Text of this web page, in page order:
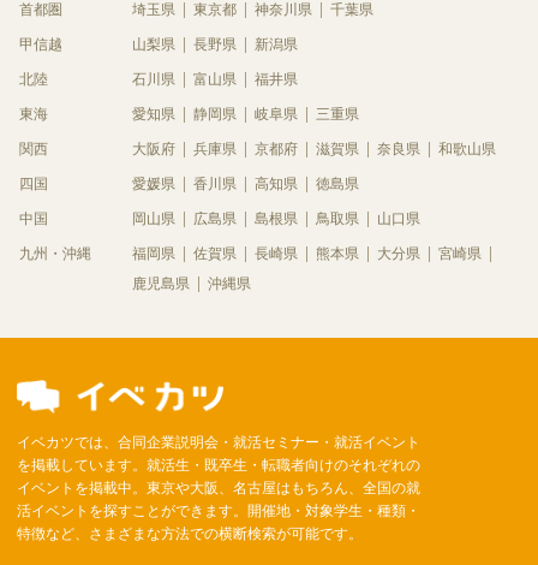
首都圏 埼玉県 東京都 神奈川県 千葉県
甲信越 山梨県 長野県 新潟県
北陸 石川県 富山県 福井県
東海 愛知県 静岡県 岐阜県 三重県
関西 大阪府 兵庫県 京都府 滋賀県 奈良県 和歌山県
四国 愛媛県 香川県 高知県 徳島県
中国 岡山県 広島県 島根県 鳥取県 山口県
九州・沖縄 福岡県 佐賀県 長崎県 熊本県 大分県
宮崎県
鹿児島県
沖縄県
イベカツでは、合同企業説明会・就活セミナー・就活イベント
を掲載しています。就活生・既卒生・転職者向けのそれぞれの
イベントを掲載中。東京や大阪、名古屋はもちろん、全国の就
活イベントを探すことができます。開催地・対象学生・種類・
特徴など、さまざまな方法での横断検索が可能です。